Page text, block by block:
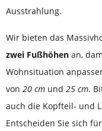
Ausstrahlung.
Wir bieten das
zwei Fußhöhen an,
Wohnsituation
von 20 cm und 25 cm.
auch die Kopfteil- und
Entscheiden Sie sich